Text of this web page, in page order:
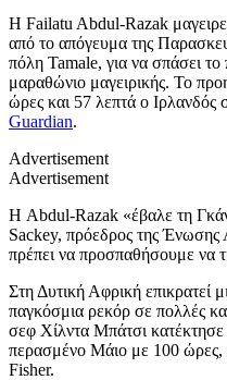
Η Failatu Abdul-Razak
από το απόγευμα της
πόλη Tamale, για να σπάσει
μαραθώνιο μαγειρικής. Το
ώρες και 57 λεπτά ο
Guardian.
Advertisement
Advertisement
Η Abdul-Razak «έβαλε τη
Sackey, πρόεδρος της Ένωσης
πρέπει να προσπαθήσουμε να
Στη Δυτική Αφρική επικρατεί
παγκόσμια ρεκόρ σε πολλές
σεφ Χίλντα Μπάτσι κατέκτησε
περασμένο Μάιο με 100 ώρες,
Fisher.